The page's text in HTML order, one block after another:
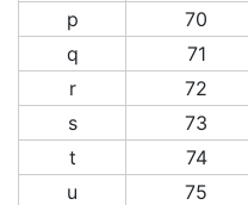
p
70
q
71
r
72
s
73
t
74
u
75